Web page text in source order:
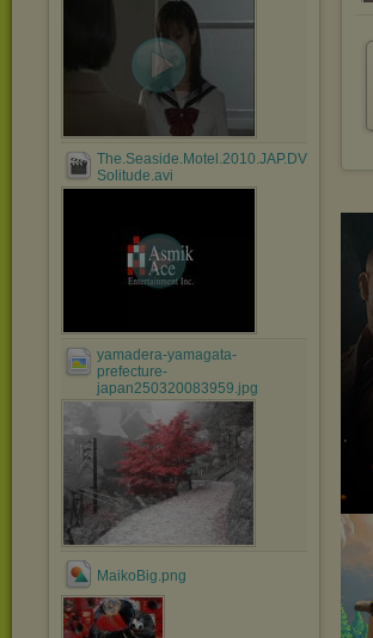
The.Seaside.Motel.2010.JAP.DVDRip.XviD-
Solitude.avi
yamadera-yamagata-
prefecture-
japan250320083959.jpg
MaikoBig.png